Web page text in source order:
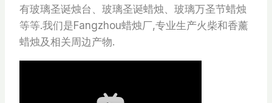
有玻璃圣诞烛台、玻璃圣诞蜡烛、玻璃万圣节蜡烛
等等.我们是Fangzhou蜡烛厂,专业生产火柴和香薰
蜡烛及相关周边产物.